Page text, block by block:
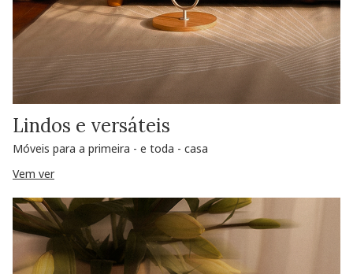
Lindos e versáteis
Móveis para a primeira - e toda - casa
Vem ver